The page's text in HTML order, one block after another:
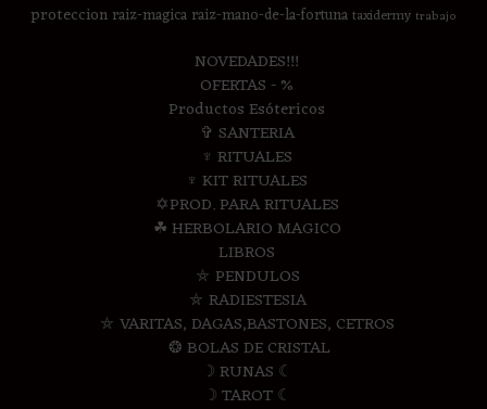
proteccion raiz-magica raiz-mano-de-la-fortunataxidermy trabajo
NOVEDADES!!!
OFERTAS - %
Productos Esótericos
✞ SANTERIA
♆ RITUALES
♆ KIT RITUALES
✡PROD. PARA RITUALES
☘ HERBOLARIO MAGICO
LIBROS
⛤ PENDULOS
⛤ RADIESTESIA
⛤ VARITAS, DAGAS,BASTONES, CETROS
❂ BOLAS DE CRISTAL
☽ RUNAS ☾
☽ TAROT ☾